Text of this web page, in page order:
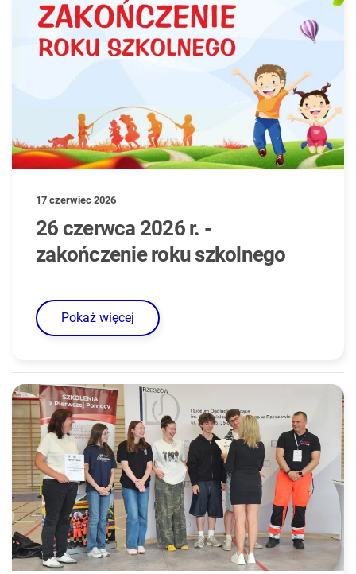
17 czerwiec 2026
26 czerwca 2026 r. -
zakończenie roku szkolnego
Pokaż więcej